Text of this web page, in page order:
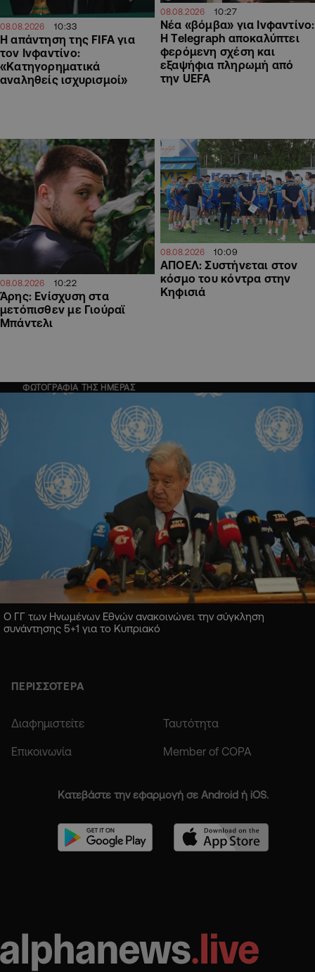
08.08.2026 10:33
Η απάντηση της FIFA για
τον Ινφαντίνο:
«Κατηγορηματικά
αναληθείς ισχυρισμοί»
08.08.2026 10:27
Νέα «βόμβα» για Ινφαντίνο:
Η Telegraph αποκαλύπτει
φερόμενη σχέση και
εξαψήφια πληρωμή από
την UEFA
08.08.2026 10:22
Άρης: Ενίσχυση στα
μετόπισθεν με Γιούραϊ
Μπάντελι
08.08.2026 10:09
ΑΠΟΕΛ: Συστήνεται στον
κόσμο του κόντρα στην
Κηφισιά
ΦΩΤΟΓΡΑΦΙΑ ΤΗΣ ΗΜΕΡΑΣ
Ο ΓΓ των Ηνωμένων Εθνών ανακοινώνει την σύγκληση
συνάντησης 5+1 για το Κυπριακό
ΠΕΡΙΣΣΟΤΕΡΑ
Διαφημιστείτε Ταυτότητα
Επικοινωνία Member of COPA
Κατεβάστε την εφαρμογή σε Android ή iOS.